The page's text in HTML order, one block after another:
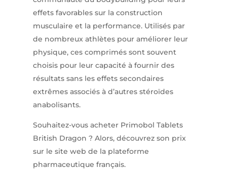
effets favorables sur la construction
musculaire et la performance. Utilisés par
de nombreux athlètes pour améliorer leur
physique, ces comprimés sont souvent
choisis pour leur capacité à fournir des
résultats sans les effets secondaires
extrêmes associés à d’autres stéroïdes
anabolisants.
Souhaitez-vous acheter Primobol Tablets
British Dragon ? Alors, découvrez son prix
sur le site web de la plateforme
pharmaceutique français.